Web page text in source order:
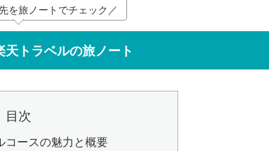
を旅ノートでチェック／
トラベルの旅ノート
目次
コースの魅力と概要